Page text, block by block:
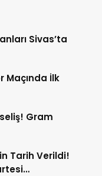
Sivas’ta
Maçında İlk
Gram
Tarih Verildi!